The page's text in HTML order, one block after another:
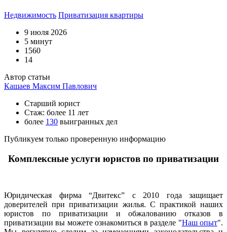
Недвижимость Приватизация квартиры
9 июля 2026
5 минут
1560
14
Автор статьи
Кашаев Максим Павлович
Старший юрист
Стаж: более 11 лет
более 130 выигранных дел
Публикуем только проверенную информацию
Комплексные услуги юристов по приватизации
Юридическая фирма “Двитекс” с 2010 года защищает
доверителей при приватизации жилья. С практикой наших
юристов по приватизации и обжалованию отказов в
приватизации вы можете ознакомиться в разделе "Наш опыт".